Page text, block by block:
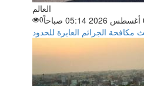
العالم
0
مكافحة الجرائم العابرة للحدود